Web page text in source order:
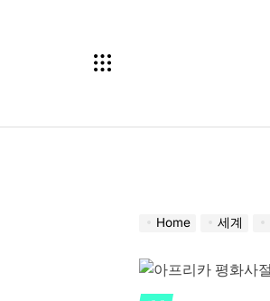
Home 세계